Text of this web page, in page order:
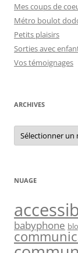
Mes coups de
Métro boulot
Petits plaisirs
Sorties avec
Vos témoignages
ARCHIVES
Archives
NUAGE
babyphone